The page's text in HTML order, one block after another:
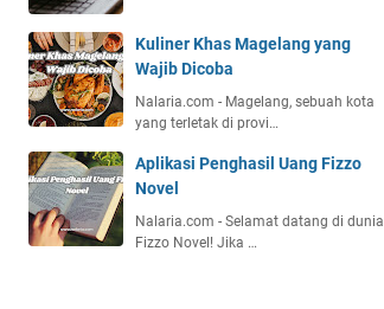
Kuliner Khas Magelang yang
Wajib Dicoba
Nalaria.com - Magelang, sebuah kota
yang terletak di provi…
Aplikasi Penghasil Uang Fizzo
Novel
Nalaria.com - Selamat datang di dunia
Fizzo Novel! Jika …